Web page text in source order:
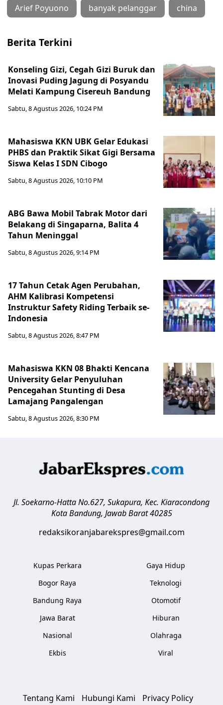
Arief Poyuono banyak pelanggar china
Berita Terkini
Konseling Gizi, Cegah Gizi Buruk dan
Inovasi Puding Jagung di Posyandu
Melati Kampung Cisereuh Bandung
Sabtu, 8 Agustus 2026, 10:24 PM
Mahasiswa KKN UBK Gelar Edukasi
PHBS dan Praktik Sikat Gigi Bersama
Siswa Kelas I SDN Cibogo
Sabtu, 8 Agustus 2026, 10:10 PM
ABG Bawa Mobil Tabrak Motor dari
Belakang di Singaparna, Balita 4
Tahun Meninggal
Sabtu, 8 Agustus 2026, 9:14 PM
17 Tahun Cetak Agen Perubahan,
AHM Kalibrasi Kompetensi
Instruktur Safety Riding Terbaik se-
Indonesia
Sabtu, 8 Agustus 2026, 8:47 PM
Mahasiswa KKN 08 Bhakti Kencana
University Gelar Penyuluhan
Pencegahan Stunting di Desa
Lamajang Pangalengan
Sabtu, 8 Agustus 2026, 8:30 PM
Jl. Soekarno-Hatta No.627, Sukapura, Kec. Kiaracondong
Kota Bandung, Jawab Barat 40285
redaksikoranjabarekspres@gmail.com
Kupas Perkara
Bogor Raya
Bandung Raya
Jawa Barat
Nasional
Ekbis
Gaya Hidup
Teknologi
Otomotif
Hiburan
Olahraga
Viral
Tentang Kami Hubungi Kami Privacy Policy